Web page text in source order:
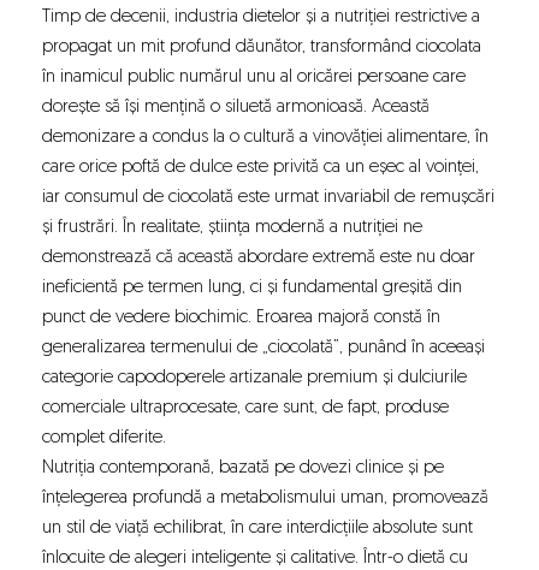
Timp de decenii, industria dietelor și a nutriției restrictive a
propagat un mit profund dăunător, transformând ciocolata
în inamicul public numărul unu al oricărei persoane care
dorește să își mențină o siluetă armonioasă. Această
demonizare a condus la o cultură a vinovăției alimentare, în
care orice poftă de dulce este privită ca un eșec al voinței,
iar consumul de ciocolată este urmat invariabil de remușcări
și frustrări. În realitate, știința modernă a nutriției ne
demonstrează că această abordare extremă este nu doar
ineficientă pe termen lung, ci și fundamental greșită din
punct de vedere biochimic. Eroarea majoră constă în
generalizarea termenului de „ciocolată”, punând în aceeași
categorie capodoperele artizanale premium și dulciurile
comerciale ultraprocesate, care sunt, de fapt, produse
complet diferite.
Nutriția contemporană, bazată pe dovezi clinice și pe
înțelegerea profundă a metabolismului uman, promovează
un stil de viață echilibrat, în care interdicțiile absolute sunt
înlocuite de alegeri inteligente și calitative. Într-o dietă cu